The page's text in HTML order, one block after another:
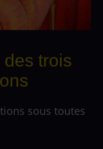
trois
sous toutes